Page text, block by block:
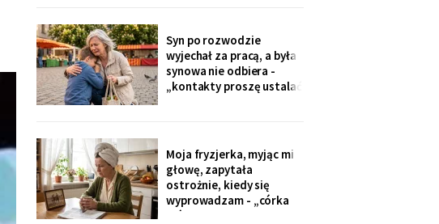
przekazuje je przez
rodziców. Córka
wzruszyła ramionami:
„No zapomniałam, mamo,
tyle się teraz
Syn po rozwodzie
wyjechał za pracą, a była
synowa nie odbiera -
„kontakty proszę ustalać
na rynku młodszy mnie
zobaczył, wyrwał jej się z
ręki i przybiegł. Zdążyłam
tylko przytulić.
Moja fryzjerka, myjąc mi
głowę, zapytała
ostrożnie, kiedy się
wyprowadzam - „córka
mówiła u nas w salonie,